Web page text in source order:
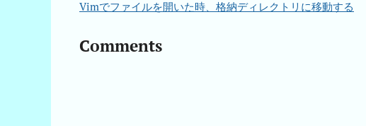
Vimでファイルを開いた時、格納ディレクトリに移動する
Comments